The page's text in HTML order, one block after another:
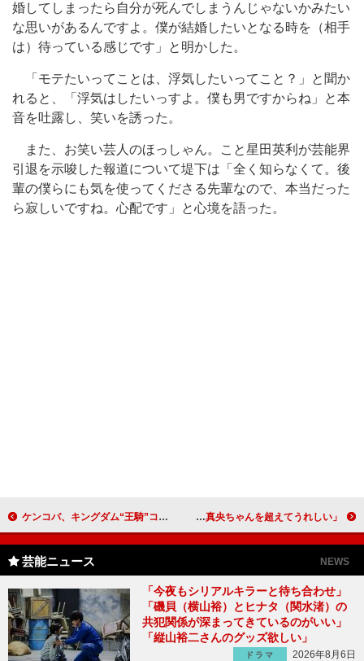
婚してしまったら自分が死んでしまうんじゃないかみたい
な思いがあるんですよ。僕が結婚したいとなる時を（相手
は）待っている感じです」と明かした。
「モテたいってことは、浮気したいってこと？」と聞か
れると、「浮気はしたいっすよ。僕も男ですからね」と本
音を吐露し、笑いを誘った。
また、お笑い芸人のほっしゃん。こと星田英利が芸能界
引退を示唆した報道について堤下は「全く知らなくて。後
輩の僕らにも気を使ってくださる先輩なので、本当だった
ら寂しいですね。心配です」と心境を語った。
ケンコバ、キングダム“王騎”コスプレも寒さに凍える “ゲス不倫”の野望「２０１７年は人妻狙い」 高畑充希の望みは京都でホワイトクリスマス 吉田沙保里選手は「愛ちゃんや真央ちゃんを超えてうれしい」
芸能ニュース NEWS
「今夜もシリアルキラーと待ち合わせ」
「磯貝（横山裕）とヒナタ（関水渚）の
共犯関係が深まってきているのがいい」
「縦山裕二さんのグッズ欲しい」
ドラマ 2026年8月6日